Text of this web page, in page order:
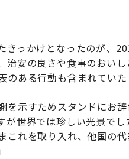
きっかけとなったのが、
安の良さや食事のおいし
ある行動も含まれていた
を示すためスタンドにお
世界では珍しい光景で
これを取り入れ、他国の